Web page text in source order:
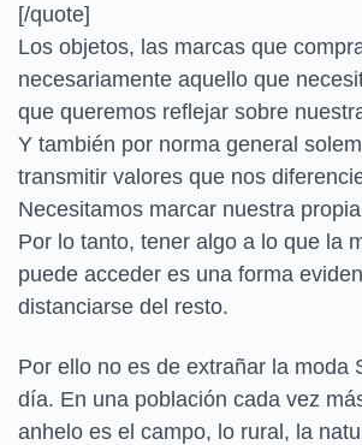
[/quote]
Los objetos, las marcas que
necesariamente aquello que
que queremos reflejar sobre
Y también por norma general
transmitir valores que nos
Necesitamos marcar nuestra
Por lo tanto, tener algo a lo que la
puede acceder es una forma
distanciarse del resto.
Por ello no es de extrañar la moda
día. En una población cada vez
anhelo es el campo, lo rural, la